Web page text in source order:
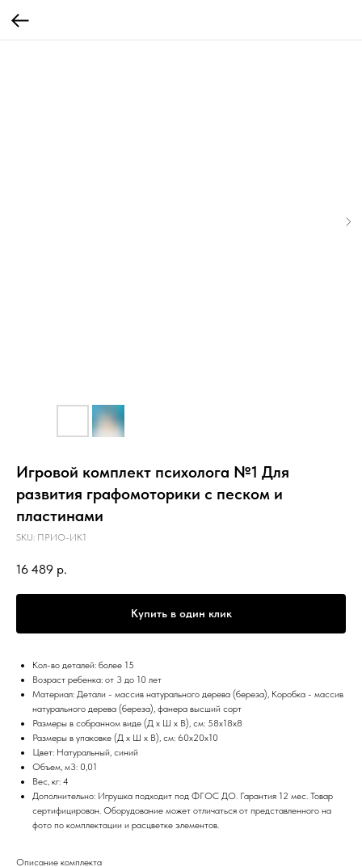
Игровой комплект психолога №1 Для
развития графомоторики с песком и
пластинами
SKU: ПРИО-ИК1
16 489 р.
Купить в один клик
Кол-во деталей: более 15
Возраст ребенка: от 3 до 10 лет
Материал: Детали - массив натурального дерева (береза), Коробка - массив
натурального дерева (береза), фанера высший сорт
Размеры в собранном виде (Д х Ш х В), см: 58х18х8
Размеры в упаковке (Д х Ш х В), см: 60х20х10
Цвет: Натуральный, синий
Объем, м3: 0,01
Вес, кг: 4
Дополнительно: Игрушка подходит под ФГОС ДО. Гарантия 12 мес. Товар
сертифицирован. Оборудование может отличаться от представленного на
фото по комплектации и расцветке элементов.
Описание комплекта